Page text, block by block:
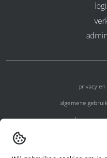
privacy
algemene
algemene